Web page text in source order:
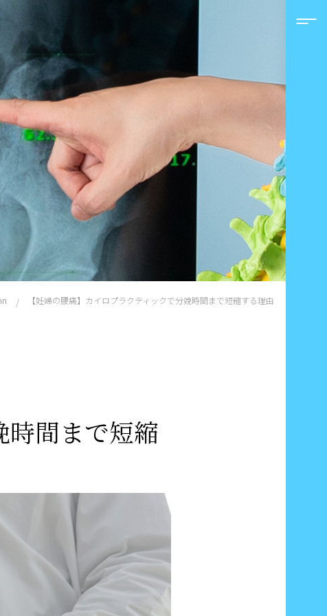
【妊婦の腰痛】カイロプラクティックで分娩時間まで短縮する理由
時間まで短縮